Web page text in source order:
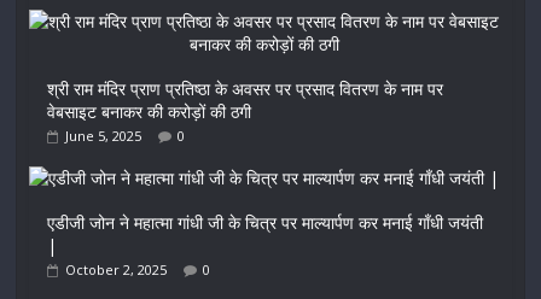
श्री राम मंदिर प्राण प्रतिष्ठा के अवसर पर प्रसाद वितरण के नाम पर
वेबसाइट बनाकर की करोड़ों की ठगी
June 5, 2025 0
एडीजी जोन ने महात्मा गांधी जी के चित्र पर माल्यार्पण कर मनाई गाँधी जयंती
|
October 2, 2025 0